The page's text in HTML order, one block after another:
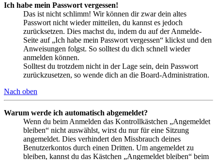
Ich habe mein Passwort vergessen!
Das ist nicht schlimm! Wir können dir zwar dein altes
Passwort nicht wieder mitteilen, du kannst es jedoch
zurücksetzen. Dies machst du, indem du auf der Anmelde-
Seite auf „Ich habe mein Passwort vergessen“ klickst und den
Anweisungen folgst. So solltest du dich schnell wieder
anmelden können.
Solltest du trotzdem nicht in der Lage sein, dein Passwort
zurückzusetzen, so wende dich an die Board-Administration.
Nach oben
Warum werde ich automatisch abgemeldet?
Wenn du beim Anmelden das Kontrollkästchen „Angemeldet
bleiben“ nicht auswählst, wirst du nur für eine Sitzung
angemeldet. Dies verhindert den Missbrauch deines
Benutzerkontos durch einen Dritten. Um angemeldet zu
bleiben, kannst du das Kästchen „Angemeldet bleiben“ beim